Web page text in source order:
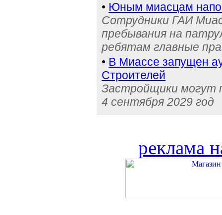
• Юным миасцам
Сотрудники ГАИ
пребывания на
ребятам главные
• В Миассе запущен
Строителей
Застройщики могут
4 сентября 2029 год
реклама